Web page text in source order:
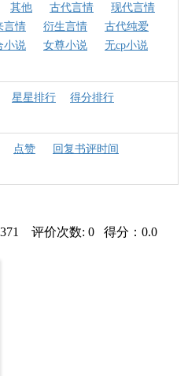
其他 古代言情
现代言情
言情 衍生言情
古代纯爱
小说 女尊小说
无cp小说
星星排行
得分排行
点赞
回复书评时间
评价次数: 0 得分：0.0